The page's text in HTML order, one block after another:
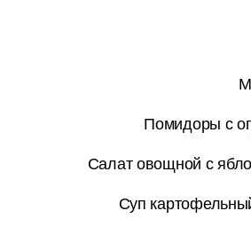
Помидоры с
Салат овощной с
Суп